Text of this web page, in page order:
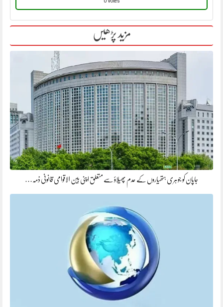
مزید پڑھیں
جاپان کو جوہری ہتھیاروں کے عدم پھیلاؤ سے متعلق اپنی بین الاقوامی قانونی ذمہ…